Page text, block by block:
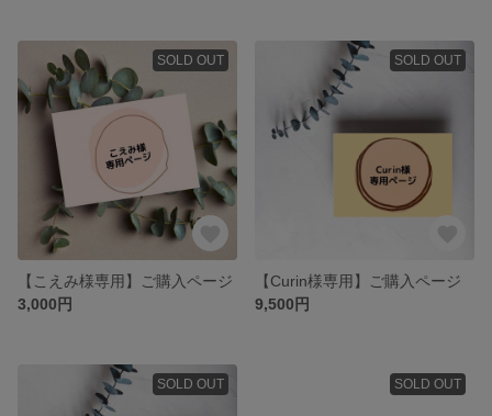
SOLD OUT
【こえみ様専用】ご購入ページ
3,000円
SOLD OUT
【Curin様専用】ご購入ページ
9,500円
SOLD OUT SOLD OUT